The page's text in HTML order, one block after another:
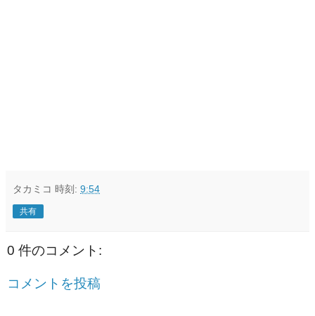
タカミコ 時刻: 9:54
共有
0 件のコメント:
コメントを投稿